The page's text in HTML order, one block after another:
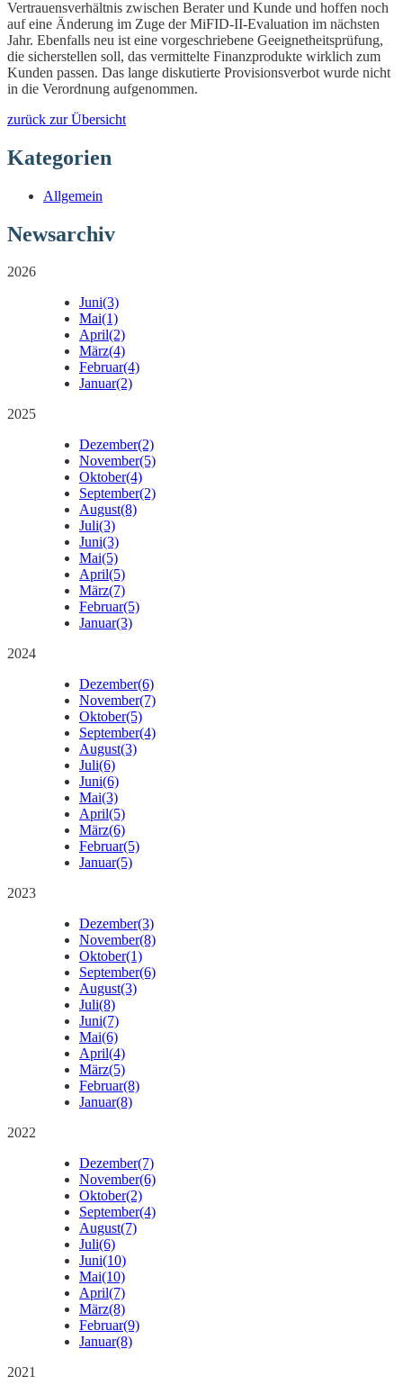
Vertrauensverhältnis zwischen Berater und Kunde und hoffen noch
auf eine Änderung im Zuge der MiFID-II-Evaluation im nächsten
Jahr. Ebenfalls neu ist eine vorgeschriebene Geeignetheitsprüfung,
die sicherstellen soll, das vermittelte Finanzprodukte wirklich zum
Kunden passen. Das lange diskutierte Provisionsverbot wurde nicht
in die Verordnung aufgenommen.
zurück zur Übersicht
Kategorien
Allgemein
Newsarchiv
2026
Juni(3)
Mai(1)
April(2)
März(4)
Februar(4)
Januar(2)
2025
Dezember(2)
November(5)
Oktober(4)
September(2)
August(8)
Juli(3)
Juni(3)
Mai(5)
April(5)
März(7)
Februar(5)
Januar(3)
2024
Dezember(6)
November(7)
Oktober(5)
September(4)
August(3)
Juli(6)
Juni(6)
Mai(3)
April(5)
März(6)
Februar(5)
Januar(5)
2023
Dezember(3)
November(8)
Oktober(1)
September(6)
August(3)
Juli(8)
Juni(7)
Mai(6)
April(4)
März(5)
Februar(8)
Januar(8)
2022
Dezember(7)
November(6)
Oktober(2)
September(4)
August(7)
Juli(6)
Juni(10)
Mai(10)
April(7)
März(8)
Februar(9)
Januar(8)
2021